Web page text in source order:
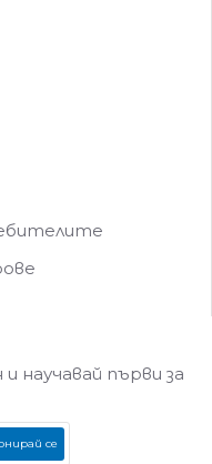
научавай първи за
се